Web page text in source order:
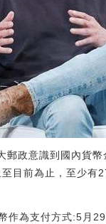
政意識到國內貨
目前為止，至少
為支付方式:5月